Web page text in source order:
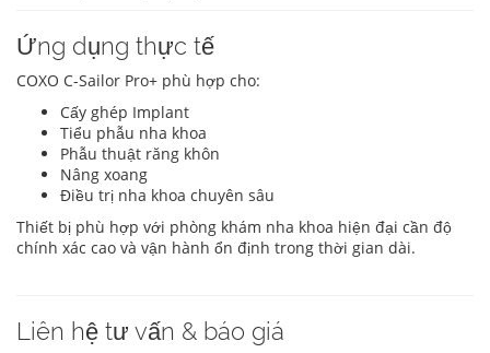
Ứng dụng thực tế
COXO C-Sailor Pro+ phù hợp cho:
Cấy ghép Implant
Tiểu phẫu nha khoa
Phẫu thuật răng khôn
Nâng xoang
Điều trị nha khoa chuyên sâu
Thiết bị phù hợp với phòng khám nha khoa hiện đại cần độ
chính xác cao và vận hành ổn định trong thời gian dài.
Liên hệ tư vấn & báo giá